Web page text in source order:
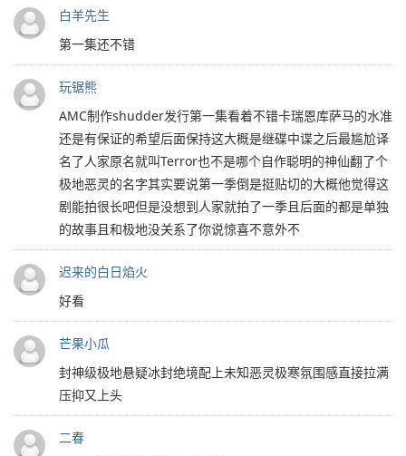
白羊先生
第一集还不错
玩锯熊
AMC制作shudder发行第一集看着不错卡瑞恩库萨马的水准
还是有保证的希望后面保持这大概是继碟中谍之后最尴尬译
名了人家原名就叫Terror也不是哪个自作聪明的神仙翻了个
极地恶灵的名字其实要说第一季倒是挺贴切的大概他觉得这
剧能拍很长吧但是没想到人家就拍了一季且后面的都是单独
的故事且和极地没关系了你说惊喜不意外不
迟来的白日焰火
好看
芒果小瓜
封神级极地悬疑冰封绝境配上未知恶灵极寒氛围感直接拉满
压抑又上头
二春